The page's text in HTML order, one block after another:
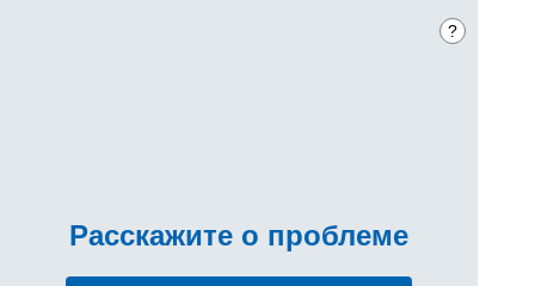
?
Расскажите о проблеме